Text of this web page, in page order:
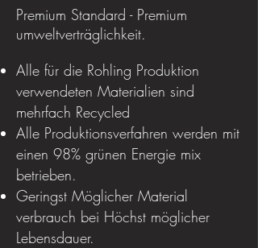
Premium Standard - Premium
umweltverträglichkeit.
Alle für die Rohling Produktion
verwendeten Materialien sind
mehrfach Recycled
Alle Produktionsverfahren werden mit
einen 98% grünen Energie mix
betrieben.
Geringst Möglicher Material
verbrauch bei Höchst möglicher
Lebensdauer.